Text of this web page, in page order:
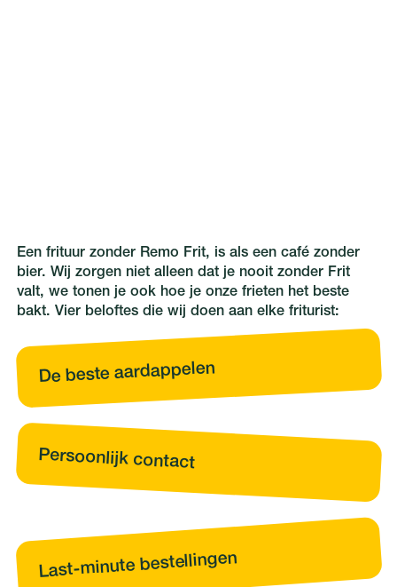
Een frituur zonder Remo Frit, is als een café zonder
bier. Wij zorgen niet alleen dat je nooit zonder Frit
valt, we tonen je ook hoe je onze frieten het beste
bakt. Vier beloftes die wij doen aan elke friturist:
De beste aardappelen
Persoonlijk contact
Last-minute bestellingen